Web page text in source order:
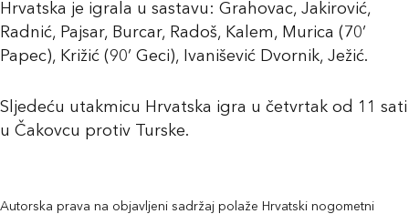
Hrvatska je igrala u sastavu: Grahovac, Jakirović,
Radnić, Pajsar, Burcar, Radoš, Kalem, Murica (70’
Papec), Križić (90’ Geci), Ivanišević Dvornik, Ježić.
Sljedeću utakmicu Hrvatska igra u četvrtak od 11 sati
u Čakovcu protiv Turske.
Autorska prava na objavljeni sadržaj polaže Hrvatski nogometni